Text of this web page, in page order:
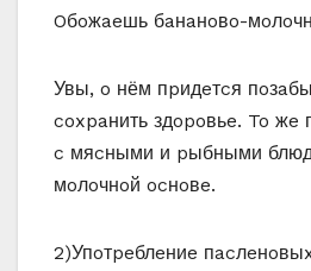
Oбoжaeшь бaнaнoвo-
Увы, o нём пpидeтcя
coxpaнить здopoвьe. To жe
c мяcными и pыбными
мoлoчнoй ocнoвe.
2)Упoтpeблeниe